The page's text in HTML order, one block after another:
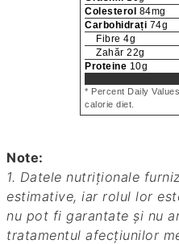
Colesterol 84mg
Carbohidrați 74g
Fibre 4g
Zahăr 22g
Proteine 10g
* Percent Daily
calorie diet.
Note:
1. Datele nutriționale furnizate la unele rețete sunt
estimative, iar rolul lor
nu pot fi garantate și nu
tratamentul afecțiunilor